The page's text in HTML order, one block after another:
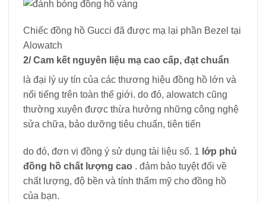
Chiếc đồng hồ Gucci đã được mạ lại phần Bezel tại
Alowatch
2/ Cam kết nguyên liệu mạ cao cấp, đạt chuẩn
là đại lý uy tín của các thương hiệu đồng hồ lớn và
nổi tiếng trên toàn thế giới. do đó, alowatch cũng
thường xuyên được thừa hưởng những công nghệ
sửa chữa, bảo dưỡng tiêu chuẩn, tiên tiến
do đó, đơn vị đồng ý sử dụng tài liệu số. 1 lớp phủ
đồng hồ chất lượng cao . đảm bảo tuyệt đối về
chất lượng, độ bền và tính thẩm mỹ cho đồng hồ
của bạn.